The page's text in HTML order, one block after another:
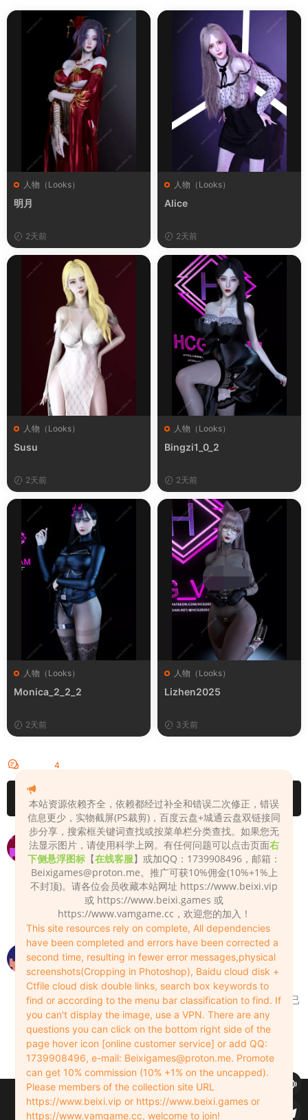
人物（Looks）
明月
2天前
人物（Looks）
Alice
2天前
人物（Looks）
Susu
2天前
人物（Looks）
Bingzi1_0_2
2天前
人物（Looks）
Monica_2_2_2
2天前
人物（Looks）
Lizhen2025
3天前
4
请先登录
呼叫站长，这里的下载链接里的提取码不对！
zdsabc 2024-05-03 0
是对的，打开百度网盘链接的时候最好是把梯子关
了，挂梯子打不开百度网盘。
2024-05-04 0
没有提取码啊
TestAccount 2024-11-30 0
这个链接是以前那种无需提取码下载的格式，现在已
经改过来了，按提取码下载。
Admin 2024-11-30 0
Copyleft © 2022-2026 beixi.vip - All Rights Freedom！
创作不易！有能力的同学可以去支持一下原创作者（我们绝对支持），当然
本站资源依赖齐全，依赖都经过补全和错误二次修正，错误
信息更少，实物截屏(PS裁剪)，百度云盘+城通云盘双链接同
步分享，搜索框关键词查找或按菜单栏分类查找。如果您无
法显示图片，请使用科学上网。有任何问题可以点击页面右
下侧悬浮图标 【在线客服】或加QQ：1739908496，邮箱：
Beixigames@proton.me。推广可获10%佣金(10%+1%上
不封顶)。请各位会员收藏本站网址 https://www.beixi.vip
或 https://www.beixi.games 或
https://www.vamgame.cc，欢迎您的加入！
This site resources rely on complete, All dependencies
have been completed and errors have been corrected a
second time, resulting in fewer error messages,physical
screenshots(Cropping in Photoshop), Baidu cloud disk +
Ctfile cloud disk double links, search box keywords to
find or according to the menu bar classification to find. If
you can't display the image, use a VPN. There are any
questions you can click on the bottom right side of the
page hover icon [online customer service] or add QQ:
1739908496, e-mail: Beixigames@proton.me. Promote
can get 10% commission (10% +1% on the uncapped).
Please members of the collection site URL
https://www.beixi.vip or https://www.beixi.games or
https://www.vamgame.cc, welcome to join!